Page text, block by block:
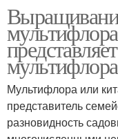
Мультифлора или
представитель
разновидность